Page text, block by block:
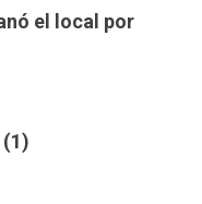
el local por